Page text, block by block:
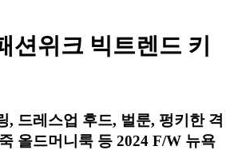
위크 빅트렌드 키
드레스업 후드, 벌룬, 펑키한 격
올드머니룩 등 2024 F/W 뉴욕